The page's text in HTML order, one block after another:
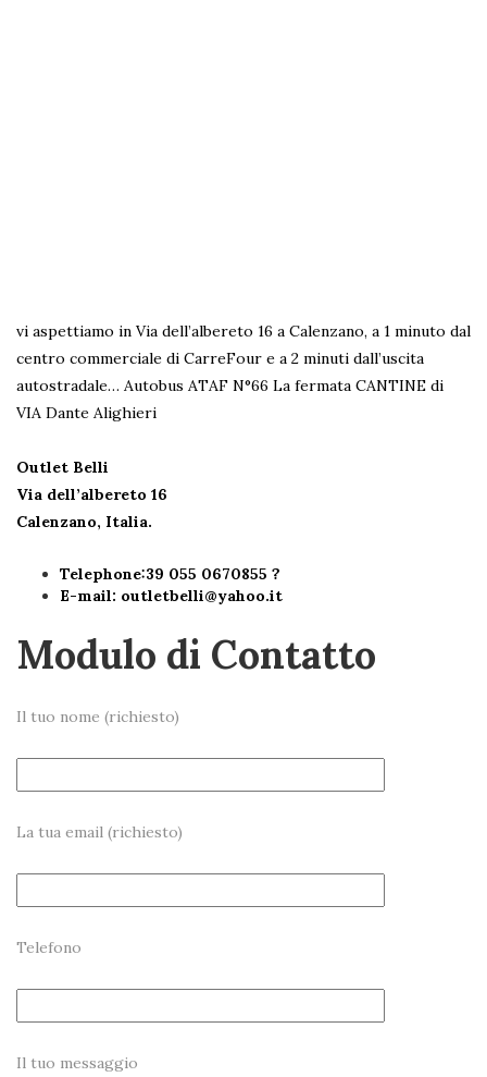
vi aspettiamo in Via dell’albereto 16 a Calenzano, a 1 minuto dal
centro commerciale di CarreFour e a 2 minuti dall’uscita
autostradale… Autobus ATAF N°66 La fermata CANTINE di
VIA Dante Alighieri
Outlet Belli
Via dell’albereto 16
Calenzano, Italia.
Telephone:39 055 0670855 ?
E-mail: outletbelli@yahoo.it
Modulo di Contatto
Il tuo nome (richiesto)
La tua email (richiesto)
Telefono
Il tuo messaggio